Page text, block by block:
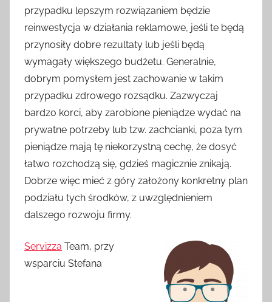
przypadku lepszym rozwiązaniem będzie
reinwestycja w działania reklamowe, jeśli te będą
przynosiły dobre rezultaty lub jeśli będą
wymagały większego budżetu. Generalnie,
dobrym pomysłem jest zachowanie w takim
przypadku zdrowego rozsądku. Zazwyczaj
bardzo korci, aby zarobione pieniądze wydać na
prywatne potrzeby lub tzw. zachcianki, poza tym
pieniądze mają tę niekorzystną cechę, że dosyć
łatwo rozchodzą się, gdzieś magicznie znikają.
Dobrze więc mieć z góry założony konkretny plan
podziału tych środków, z uwzględnieniem
dalszego rozwoju firmy.
Servizza Team, przy
wsparciu Stefana